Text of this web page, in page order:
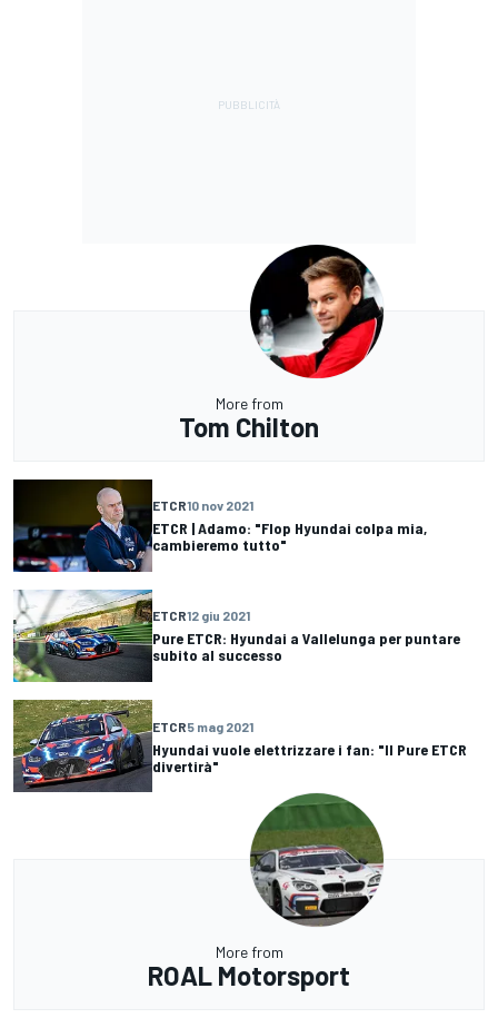
More from
Tom Chilton
ETCR10 nov 2021
ETCR | Adamo: "Flop Hyundai colpa mia,
cambieremo tutto"
ETCR12 giu 2021
Pure ETCR: Hyundai a Vallelunga per puntare
subito al successo
ETCR5 mag 2021
Hyundai vuole elettrizzare i fan: "Il Pure ETCR
divertirà"
More from
ROAL Motorsport